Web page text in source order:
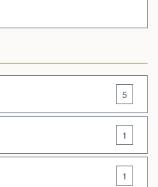
5
1
1